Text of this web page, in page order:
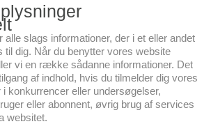
alle slags informationer, der i et eller andet
til dig. Når du benytter vores website
vi en række sådanne informationer. Det
af indhold, hvis du tilmelder dig vores
i konkurrencer eller undersøgelser,
eller abonnent, øvrig brug af services
websitet.